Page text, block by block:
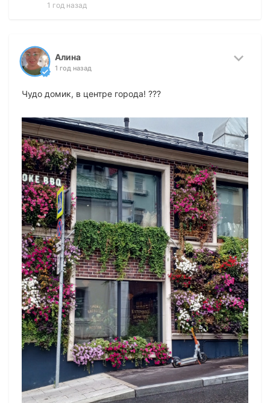
1 год назад
Алина
1 год назад
Чудо домик, в центре города! ???